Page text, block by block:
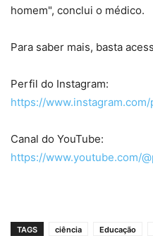
homem", conclui o médico.
Para saber mais, basta
Perfil do Instagram:
https://
Canal do YouTube:
https://www.youtube.com/
TAGS ciência Educação